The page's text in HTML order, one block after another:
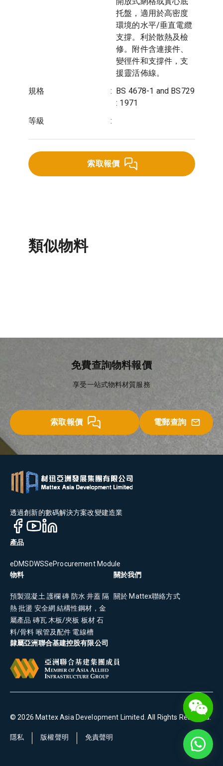
托盤，適用於高密度
環境的水平/垂直電纜
支撐。利於散熱及檢
修。附件含連接件、
變徑件和支撐件，支
援靈活佈線。
規格
: BS 4678-1 and BS729
: 1971
等級
:
索取報價
類似物料
免費查詢物料報價
享受一站式物料材質服務
索取報價 電郵查詢
透過創新的數碼解決方案改變建造業
產品
eDMS DWSSeProcurement Module
物料
預製混凝土 護欄磚 防水 井蓋 隔
熱 批盪 安全網 結構性鋼材，金
屬產品 磚瓦 木板/夾板 板材石
料/骨料 喉管及配件 電線槽
關於我們
關於 Mattex聯絡方式
隸屬亞洲聯合基建控股有限公司
©2026 Mattex Asia Development Limited . All Rights Reserved.
隱私 版權聲明 免責聲明